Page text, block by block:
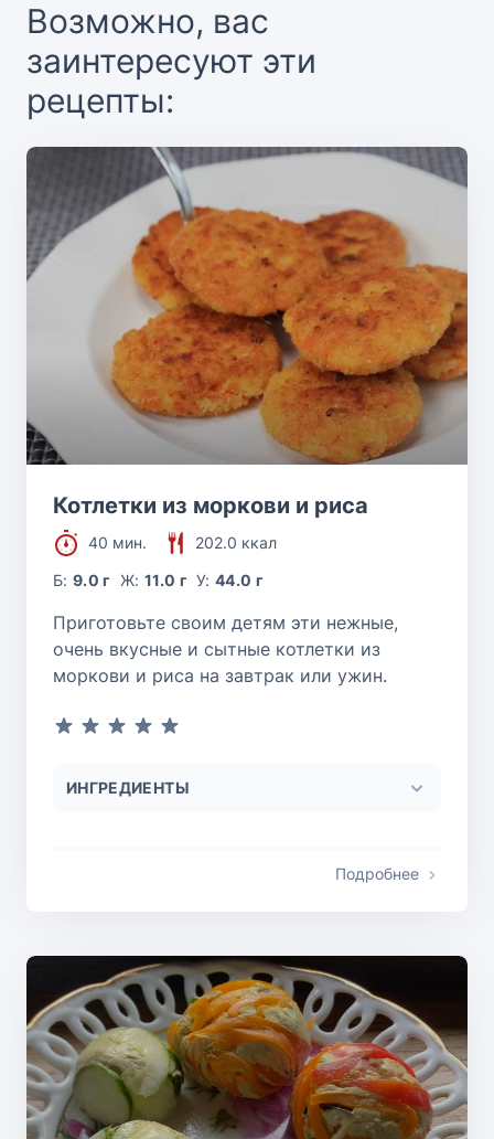
Возможно, вас
заинтересуют эти
рецепты:
Котлетки из моркови и риса
40 мин.
202.0 ккал
Б:9.0 г Ж: 11.0 г У:44.0 г
Приготовьте своим детям эти нежные,
очень вкусные и сытные котлетки из
моркови и риса на завтрак или ужин.
ИНГРЕДИЕНТЫ
Подробнее